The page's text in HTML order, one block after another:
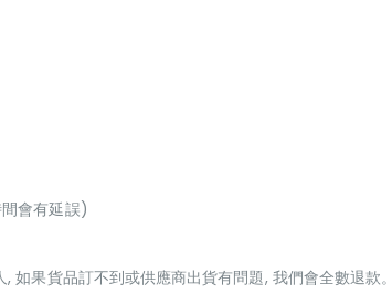
會有延誤)
如果貨品訂不到或供應商出貨有問題, 我們會全數退款